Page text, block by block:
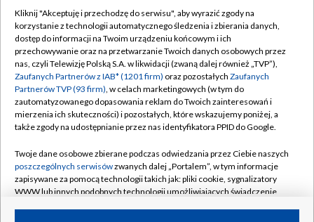
TVP
Abonament TVP
Emisja w TVP
Centrum informacji TVP
Naziemna Telewizja Cyfrowa
Rada Programowa
System NOS
Informacje o nadawcy
Regulamin TVP
Polityka prywatności
Moje zgody
Pomoc
Kontakt
Kanały
Kliknij "Akceptuję i przechodzę do serwisu", aby wyrazić zgody na
korzystanie z technologii automatycznego śledzenia i zbierania danych,
dostęp do informacji na Twoim urządzeniu końcowym i ich
przechowywanie oraz na przetwarzanie Twoich danych osobowych przez
nas, czyli Telewizję Polską S.A. w likwidacji (zwaną dalej również „TVP”),
Zaufanych Partnerów z IAB* (1201 firm) oraz pozostałych Zaufanych
Partnerów TVP (93 firm), w celach marketingowych (w tym do
zautomatyzowanego dopasowania reklam do Twoich zainteresowań i
mierzenia ich skuteczności) i pozostałych, które wskazujemy poniżej, a
także zgody na udostępnianie przez nas identyfikatora PPID do Google.
Twoje dane osobowe zbierane podczas odwiedzania przez Ciebie naszych
poszczególnych serwisówzwanych dalej „Portalem”, w tym informacje
zapisywane za pomocą technologii takich jak: pliki cookie, sygnalizatory
WWW lub innych podobnych technologii umożliwiających świadczenie